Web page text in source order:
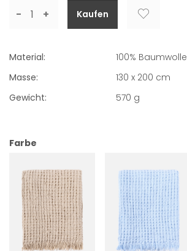
- +
Material:
100% Baumwolle
Masse:
130 x 200 cm
Gewicht:
570 g
Farbe